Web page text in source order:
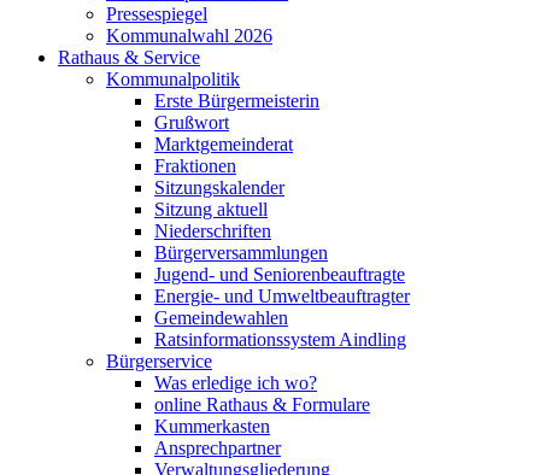
Pressespiegel
Kommunalwahl 2026
Rathaus & Service
Kommunalpolitik
Erste Bürgermeisterin
Grußwort
Marktgemeinderat
Fraktionen
Sitzungskalender
Sitzung aktuell
Niederschriften
Bürgerversammlungen
Jugend- und Seniorenbeauftragte
Energie- und Umweltbeauftragter
Gemeindewahlen
Ratsinformationssystem Aindling
Bürgerservice
Was erledige ich wo?
online Rathaus & Formulare
Kummerkasten
Ansprechpartner
Verwaltungsgliederung